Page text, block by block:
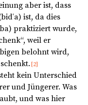
aber ist, dass
ist, da dies
praktiziert wurde,
belohnt wird,
[2]
kein Unterschied
und Jüngerer. Was
und was hier